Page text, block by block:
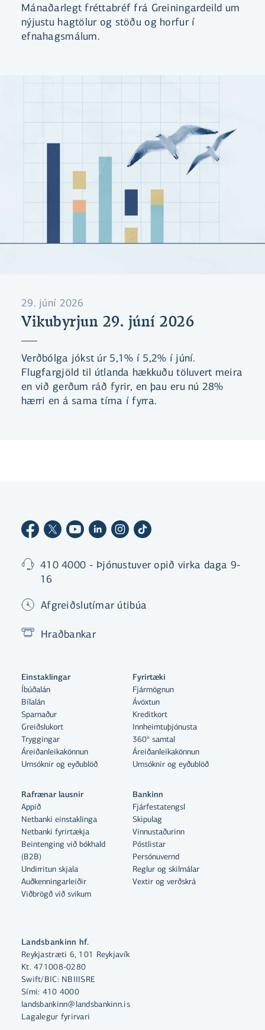
Með því að smella á „Leyfa allar“
samþykkir þú notkun á vefkökum
til þess að auka virkni vefsins,
greina vefnotkun og aðstoða við
Velja vefkökur
Mánaðarlegt fréttabréf frá Greiningardeild um
nýjustu hagtölur og stöðu og horfur í
efnahagsmálum.
29. júní 2026
Vikubyrjun 29. júní 2026
Verðbólga jókst úr 5,1% í 5,2% í júní.
Flugfargjöld til útlanda hækkuðu töluvert meira
en við gerðum ráð fyrir, en þau eru nú 28%
hærri en á sama tíma í fyrra.
410 4000 - Þjónustuver opið virka daga 9-
16
Afgreiðslutímar útibúa
Hraðbankar
Landsbankinn hf.
Reykjastræti 6, 101 Reykjavík
Kt. 471008-0280
Swift/BIC: NBIIISRE
Sími: 410 4000
landsbankinn@landsbankinn.is
Lagalegur fyrirvari
Einstaklingar
Íbúðalán
Bílalán
Sparnaður
Greiðslukort
Tryggingar
Áreiðanleikakönnun
Umsóknir og eyðublöð
Fyrirtæki
Fjármögnun
Ávöxtun
Kreditkort
Innheimtuþjónusta
360° samtal
Áreiðanleikakönnun
Umsóknir og eyðublöð
Rafrænar lausnir
Appið
Netbanki einstaklinga
Netbanki fyrirtækja
Beintenging við bókhald
(B2B)
Undirritun skjala
Auðkenningarleiðir
Viðbrögð við svikum
Bankinn
Fjárfestatengsl
Skipulag
Vinnustaðurinn
Póstlistar
Persónuvernd
Reglur og skilmálar
Vextir og verðskrá